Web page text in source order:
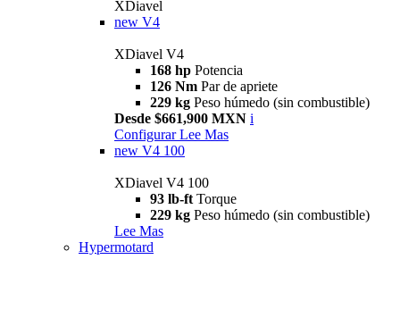
XDiavel
new V4
XDiavel V4
168 hp Potencia
126 Nm Par de apriete
229 kg Peso húmedo (sin combustible)
Desde $661,900 MXN i
Configurar Lee Mas
new V4 100
XDiavel V4 100
93 lb-ft Torque
229 kg Peso húmedo (sin combustible)
Lee Mas
Hypermotard